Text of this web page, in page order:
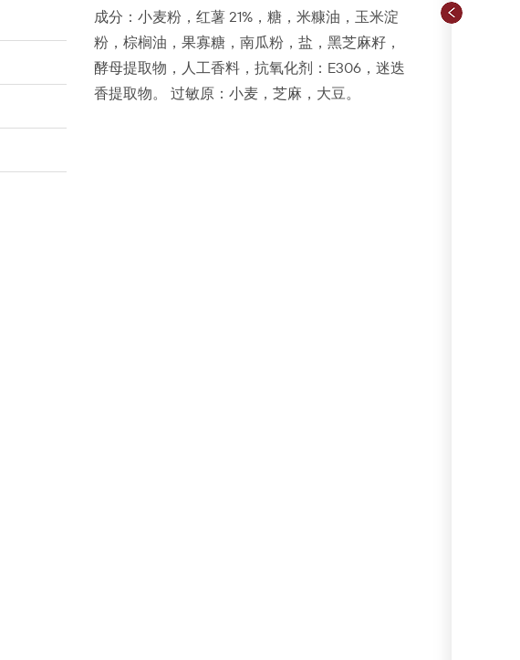
成分：小麦粉，红薯 21%，糖，米糠油，玉米淀
粉，棕榈油，果寡糖，南瓜粉，盐，黑芝麻籽，
酵母提取物，人工香料，抗氧化剂：E306，迷迭
香提取物。 过敏原：小麦，芝麻，大豆。